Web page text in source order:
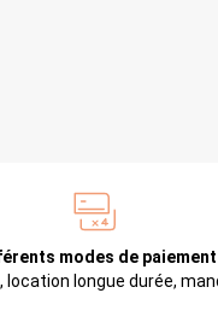
modes de paiement
location longue durée,